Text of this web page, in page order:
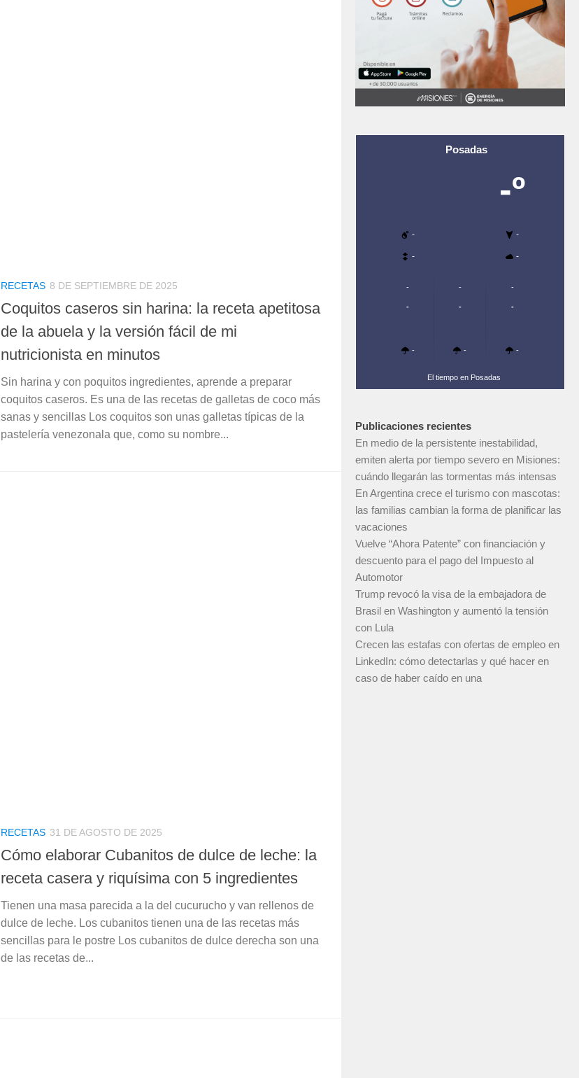
RECETAS 8 DE SEPTIEMBRE DE 2025
Coquitos caseros sin harina: la receta apetitosa
de la abuela y la versión fácil de mi
nutricionista en minutos
Sin harina y con poquitos ingredientes, aprende a preparar
coquitos caseros. Es una de las recetas de galletas de coco más
sanas y sencillas Los coquitos son unas galletas típicas de la
pastelería venezonala que, como su nombre...
RECETAS 31 DE AGOSTO DE 2025
Cómo elaborar Cubanitos de dulce de leche: la
receta casera y riquísima con 5 ingredientes
Tienen una masa parecida a la del cucurucho y van rellenos de
dulce de leche. Los cubanitos tienen una de las recetas más
sencillas para le postre Los cubanitos de dulce derecha son una
de las recetas de...
Posadas
-º
- -
- -
-
-
-
-
-
-
-
-
-
El tiempo en Posadas
Publicaciones recientes
En medio de la persistente inestabilidad,
emiten alerta por tiempo severo en Misiones:
cuándo llegarán las tormentas más intensas
En Argentina crece el turismo con mascotas:
las familias cambian la forma de planificar las
vacaciones
Vuelve “Ahora Patente” con financiación y
descuento para el pago del Impuesto al
Automotor
Trump revocó la visa de la embajadora de
Brasil en Washington y aumentó la tensión
con Lula
Crecen las estafas con ofertas de empleo en
LinkedIn: cómo detectarlas y qué hacer en
caso de haber caído en una